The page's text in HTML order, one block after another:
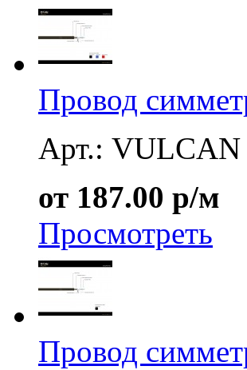
Провод
Арт.: VULCAN
от 187.00 р/м
Просмотреть
Провод